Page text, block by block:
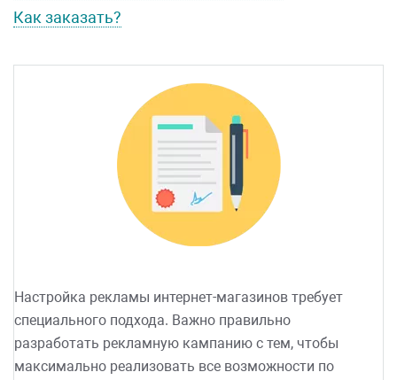
Как заказать?
Настройка рекламы интернет-магазинов требует
специального подхода. Важно правильно
разработать рекламную кампанию с тем, чтобы
максимально реализовать все возможности по